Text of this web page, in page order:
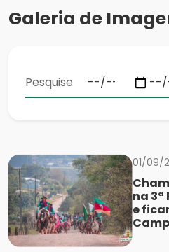
Galeria de
01/09/
na
e